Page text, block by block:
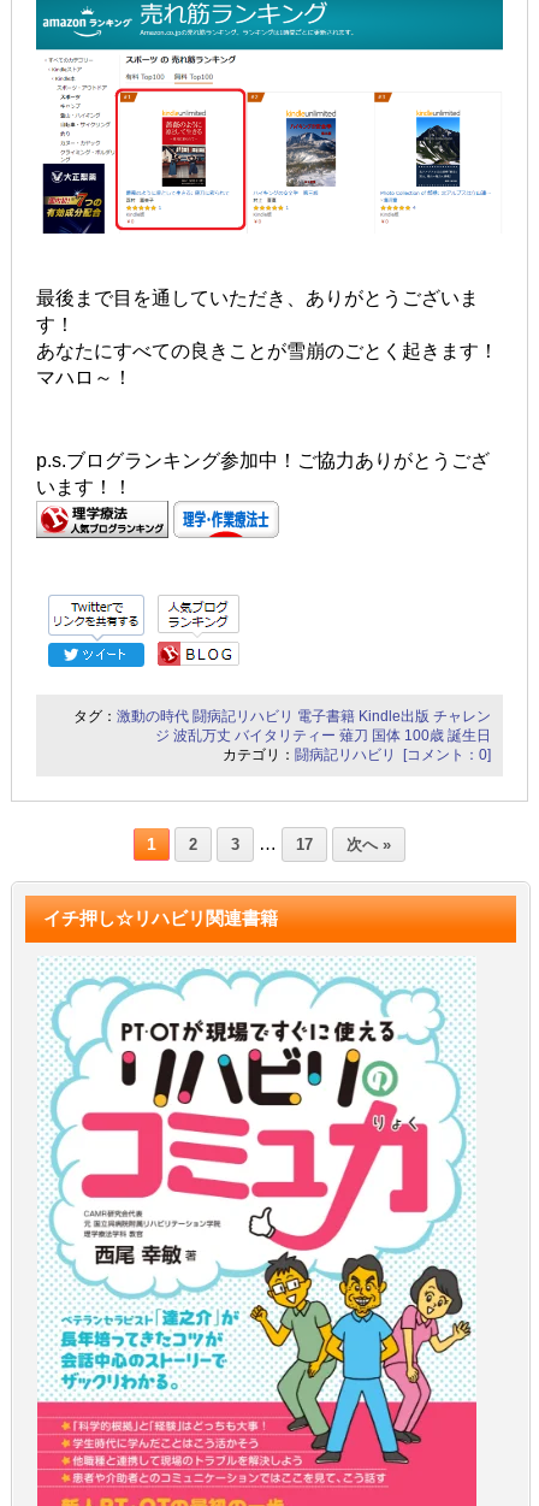
最後まで目を通していただき、ありがとうございま
す！
あなたにすべての良きことが雪崩のごとく起きます！
マハロ～！
p.s.ブログランキング参加中！ご協力ありがとうござ
います！！
タグ：激動の時代 闘病記リハビリ 電子書籍 Kindle出版 チャレン
ジ 波乱万丈 バイタリティー 薙刀 国体 100歳 誕生日
カテゴリ： 闘病記リハビリ [コメント：0]
1 2 3 … 17 次へ »
イチ押し☆リハビリ関連書籍